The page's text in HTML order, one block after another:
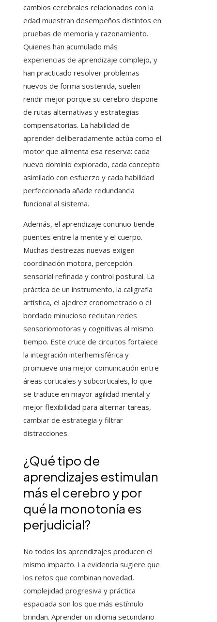
cambios cerebrales relacionados con la
edad muestran desempeños distintos en
pruebas de memoria y razonamiento.
Quienes han acumulado más
experiencias de aprendizaje complejo, y
han practicado resolver problemas
nuevos de forma sostenida, suelen
rendir mejor porque su cerebro dispone
de rutas alternativas y estrategias
compensatorias. La habilidad de
aprender deliberadamente actúa como el
motor que alimenta esa reserva: cada
nuevo dominio explorado, cada concepto
asimilado con esfuerzo y cada habilidad
perfeccionada añade redundancia
funcional al sistema.
Además, el aprendizaje continuo tiende
puentes entre la mente y el cuerpo.
Muchas destrezas nuevas exigen
coordinación motora, percepción
sensorial refinada y control postural. La
práctica de un instrumento, la caligrafía
artística, el ajedrez cronometrado o el
bordado minucioso reclutan redes
sensoriomotoras y cognitivas al mismo
tiempo. Este cruce de circuitos fortalece
la integración interhemisférica y
promueve una mejor comunicación entre
áreas corticales y subcorticales, lo que
se traduce en mayor agilidad mental y
mejor flexibilidad para alternar tareas,
cambiar de estrategia y filtrar
distracciones.
¿Qué tipo de
aprendizajes estimulan
más el cerebro y por
qué la monotonía es
perjudicial?
No todos los aprendizajes producen el
mismo impacto. La evidencia sugiere que
los retos que combinan novedad,
complejidad progresiva y práctica
espaciada son los que más estímulo
brindan. Aprender un idioma secundario